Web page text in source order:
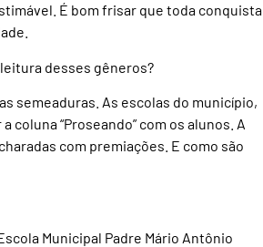
É bom frisar que toda conquista
desses gêneros?
semeaduras. As escolas do município,
“Proseando” com os alunos. A
com premiações. E como são
Municipal Padre Mário Antônio